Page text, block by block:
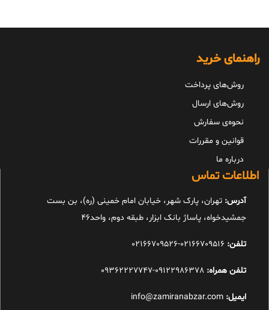
راهنمای خرید
روش‌های پرداخت
روش‌های ارسال
نحوه‌ی سفارش
قوانین و مقررات
درباره ما
اطلاعات تماس
آدرس: تهران، پارک شهر، خیابان امام خمینی (ره)، بن بست
جمشیدخواه، پاساژ بانک ابزار، طبقه دوم، واحد46
تلفن:
تلفن همراه: 09122986378-09362227747
ایمیل: